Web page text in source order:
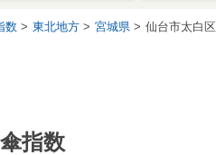
数 東北地方 宮城県 仙台市太白区
指数